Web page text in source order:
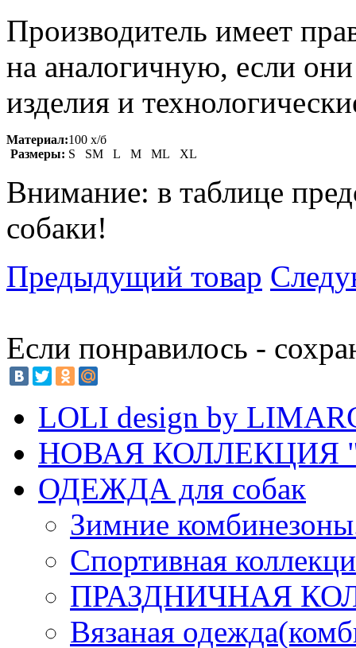
Производитель имеет
на аналогичную, если
изделия и
Материал:100 х/б
Размеры: S SM L M ML XL
Внимание: в таблице
собаки!
Предыдущий товар
Если понравилось -
LOLI design by
НОВАЯ КОЛЛЕКЦИЯ
ОДЕЖДА для собак
Зимние
Спортивная
ПРАЗДНИЧНАЯ
Вязаная